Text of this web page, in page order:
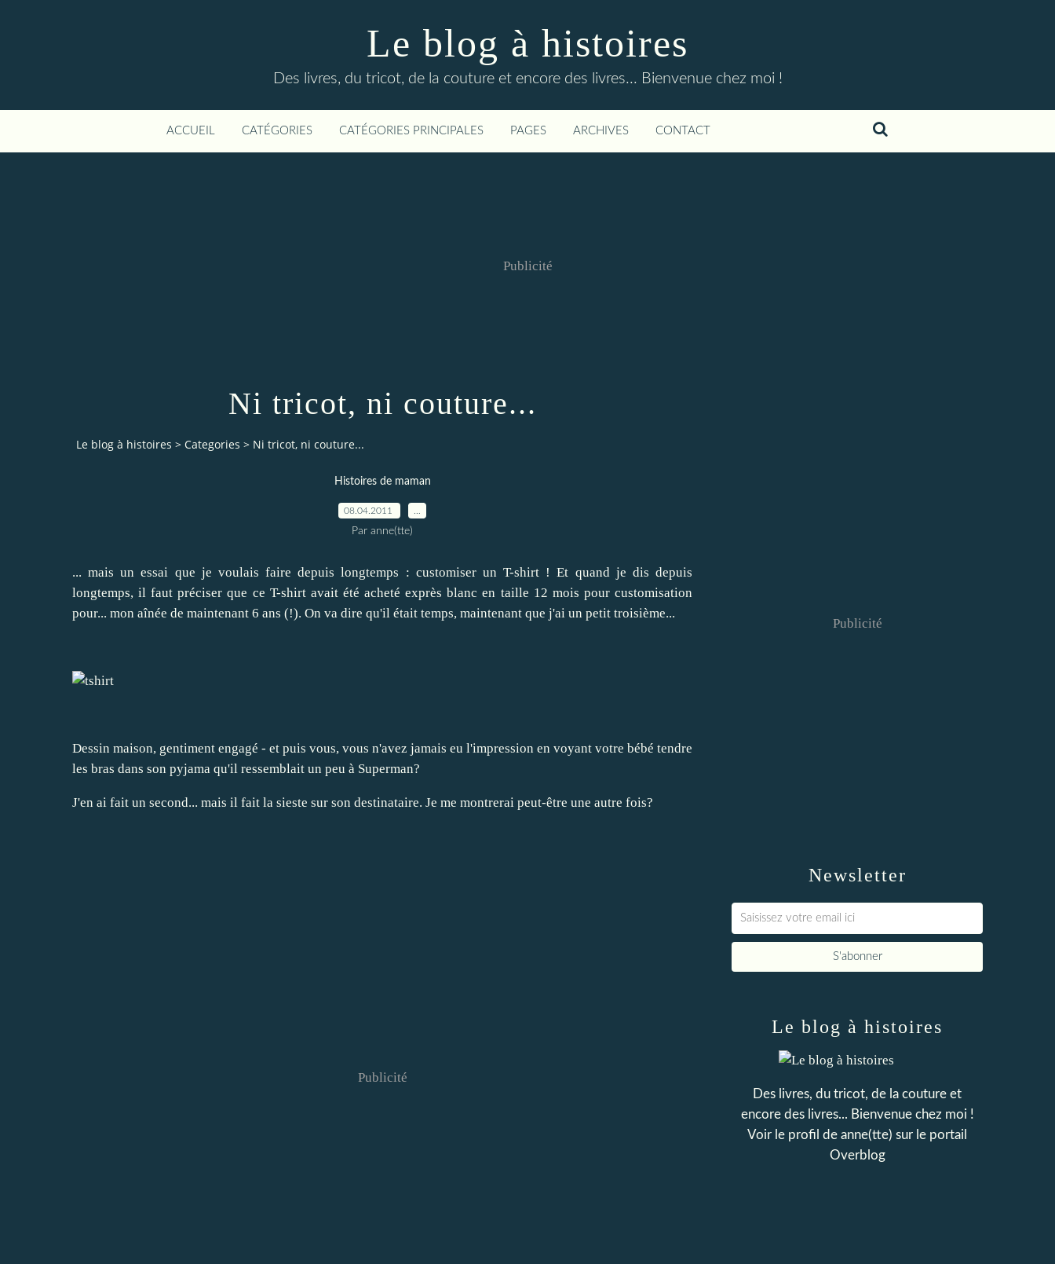
Le blog à histoires
Des livres, du tricot, de la couture et encore des livres... Bienvenue chez moi !
ACCUEIL CATÉGORIES CATÉGORIES PRINCIPALES PAGES ARCHIVES CONTACT
Publicité
Ni tricot, ni couture...
Le blog à histoires > Categories > Ni tricot, ni couture...
Histoires de maman
08.04.2011
Par anne(tte)
... mais un essai que je voulais faire depuis longtemps : customiser un T-shirt ! Et quand je dis depuis
longtemps, il faut préciser que ce T-shirt avait été acheté exprès blanc en taille 12 mois pour customisation
pour... mon aînée de maintenant 6 ans (!). On va dire qu'il était temps, maintenant que j'ai un petit troisième...
Dessin maison, gentiment engagé - et puis vous, vous n'avez jamais eu l'impression en voyant votre bébé tendre
les bras dans son pyjama qu'il ressemblait un peu à Superman?
J'en ai fait un second... mais il fait la sieste sur son destinataire. Je me montrerai peut-être une autre fois?
Publicité
Newsletter
Publicité
Le blog à histoires
Des livres, du tricot, de la couture et
encore des livres... Bienvenue chez moi !
Voir le profil de anne(tte) sur le portail
Overblog